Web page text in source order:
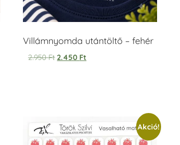
Villámnyomda utántöltő – fehér
2.950Ft 2.450 Ft
Akció!